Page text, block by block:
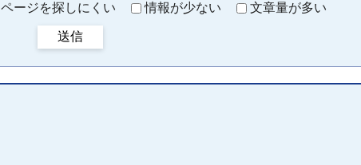
ページを探しにくい 情報が少ない 文章量が多い
送信